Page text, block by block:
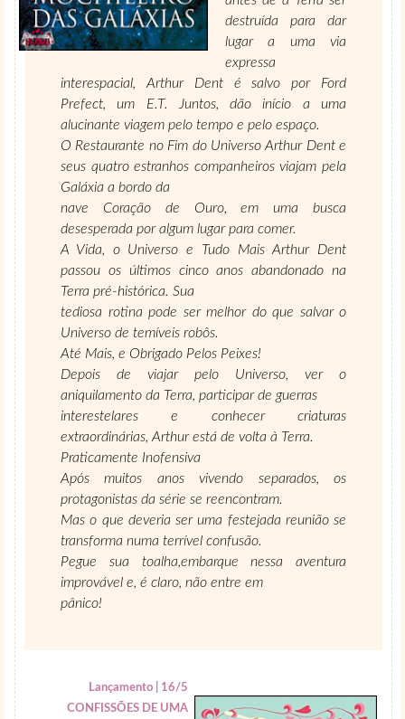
destruída para dar
lugar a uma via
expressa
interespacial, Arthur Dent é salvo por Ford
Prefect, um E.T. Juntos, dão início a uma
alucinante viagem pelo tempo e pelo espaço.
O Restaurante no Fim do Universo Arthur Dent e
seus quatro estranhos companheiros viajam pela
Galáxia a bordo da
nave Coração de Ouro, em uma busca
desesperada por algum lugar para comer.
A Vida, o Universo e Tudo Mais Arthur Dent
passou os últimos cinco anos abandonado na
Terra pré-histórica. Sua
tediosa rotina pode ser melhor do que salvar o
Universo de temíveis robôs.
Até Mais, e Obrigado Pelos Peixes!
Depois de viajar pelo Universo, ver o
aniquilamento da Terra, participar de guerras
interestelares e conhecer criaturas
extraordinárias, Arthur está de volta à Terra.
Praticamente Inofensiva
Após muitos anos vivendo separados, os
protagonistas da série se reencontram.
Mas o que deveria ser uma festejada reunião se
transforma numa terrível confusão.
Pegue sua toalha,embarque nessa aventura
improvável e, é claro, não entre em
pânico!
Lançamento | 16/5
CONFISSÕES DE UMA